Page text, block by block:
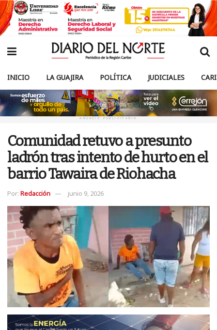
INICIO LA GUAJIRA POLÍTICA JUDICIALES
ANUNCIO PUBLICITARIO
Comunidad retuvo a presunto
ladrón tras intento de hurto en el
barrio Tawaira de Riohacha
Por: Redacción junio 9, 2026